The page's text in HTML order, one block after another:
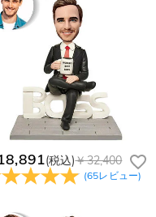
によりメールの到着が遅
届かない場合は、今後お送
ますので、別のメールアド
メールを
さい。原因③メールアド
お名前とご住所を記載した
信してください。
文から 6 日間となりま
で保護されております。お
ーに一切保存されません。
社によって処理されます。
たコンプライアンスに則
います。お客様に安心かつ
注意を払い、個人情報を厳
ライバシーポリシーまでご
(税込)￥32,400
(65レビュー)